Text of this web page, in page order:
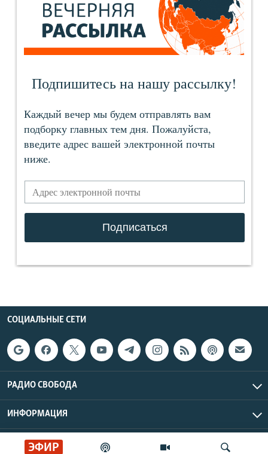
ЭФИР
СОЦИАЛЬНЫЕ СЕТИ
РАДИО СВОБОДА
ИНФОРМАЦИЯ
Радио Свобода © 2026 RFE/RL, Inc. | Все права защищены.